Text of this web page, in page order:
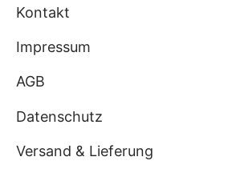
Kontakt
Impressum
AGB
Datenschutz
Versand & Lieferung